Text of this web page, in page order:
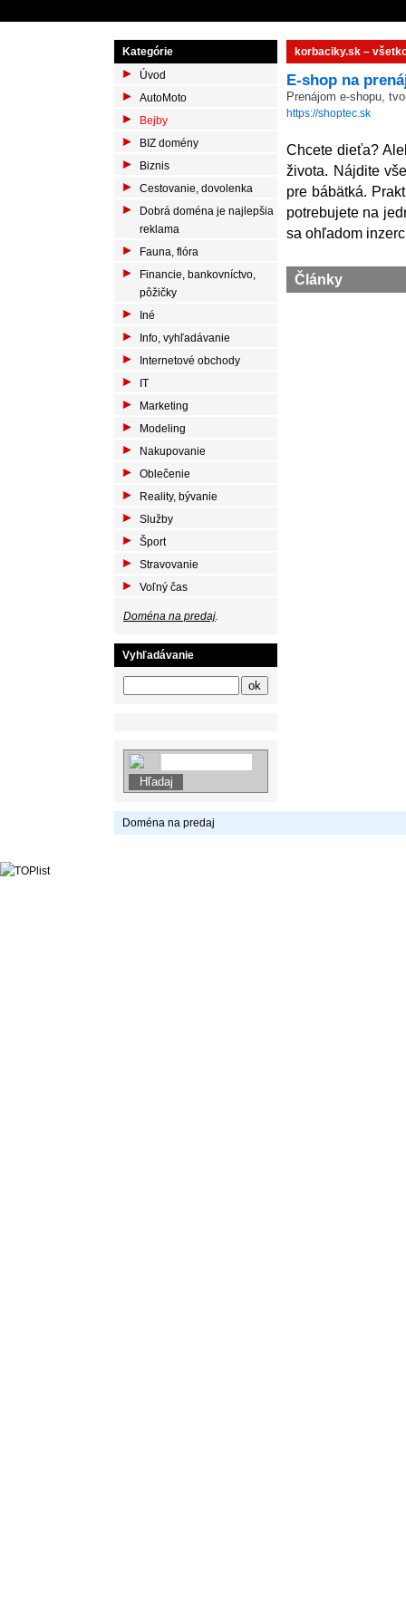
Kategórie
Úvod
AutoMoto
Bejby
BIZ domény
Biznis
Cestovanie, dovolenka
Dobrá doména je najlepšia
reklama
Fauna, flóra
Financie, bankovníctvo,
pôžičky
Iné
Info, vyhľadávanie
Internetové obchody
IT
Marketing
Modeling
Nakupovanie
Oblečenie
Reality, bývanie
Služby
Šport
Stravovanie
Voľný čas
Doména na predaj.
Vyhľadávanie
korbaciky.sk –
E-shop na
Prenájom e-shopu,
https://shoptec.sk
Chcete dieťa?
života. Nájdite
pre bábätká.
potrebujete na
sa ohľadom
Články
Doména na predaj